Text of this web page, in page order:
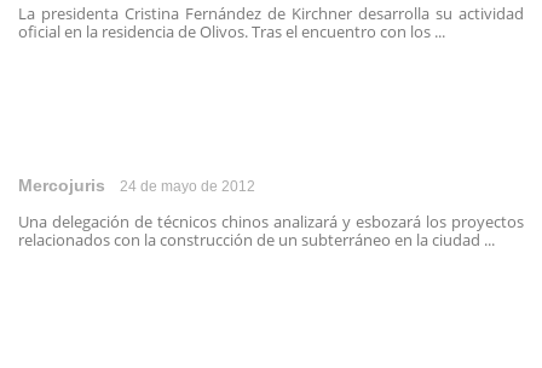
La presidenta Cristina Fernández de Kirchner desarrolla su actividad
oficial en la residencia de Olivos. Tras el encuentro con los ...
Mercojuris 24 de mayo de 2012
Una delegación de técnicos chinos analizará y esbozará los proyectos
relacionados con la construcción de un subterráneo en la ciudad ...